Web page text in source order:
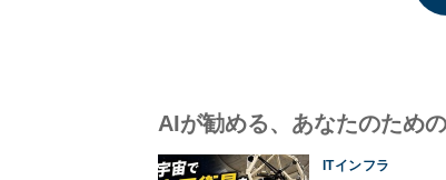
AIが勧める、あなたのため
ITインフラ